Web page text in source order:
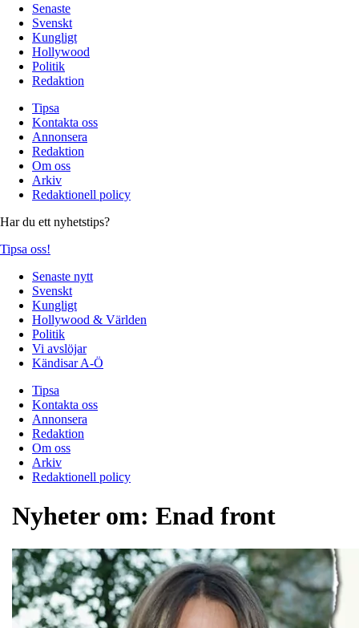
Senaste
Svenskt
Kungligt
Hollywood
Politik
Redaktion
Tipsa
Kontakta oss
Annonsera
Redaktion
Om oss
Arkiv
Redaktionell policy
Har du ett nyhetstips?
Tipsa oss!
Senaste nytt
Svenskt
Kungligt
Hollywood & Världen
Politik
Vi avslöjar
Kändisar A-Ö
Tipsa
Kontakta oss
Annonsera
Redaktion
Om oss
Arkiv
Redaktionell policy
Nyheter om: Enad front